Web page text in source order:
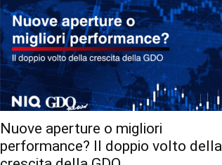
Nuove aperture o migliori
performance? Il doppio volto della